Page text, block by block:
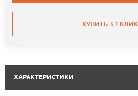
КУПИТЬ В 1 КЛИК
ХАРАКТЕРИСТИКИ